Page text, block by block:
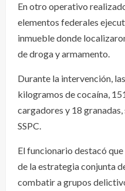
En otro operativo
elementos federales
inmueble donde
de droga y armamento.
Durante la intervención,
kilogramos de cocaína,
cargadores y 18
SSPC.
El funcionario destacó
de la estrategia conjunta
combatir a grupos